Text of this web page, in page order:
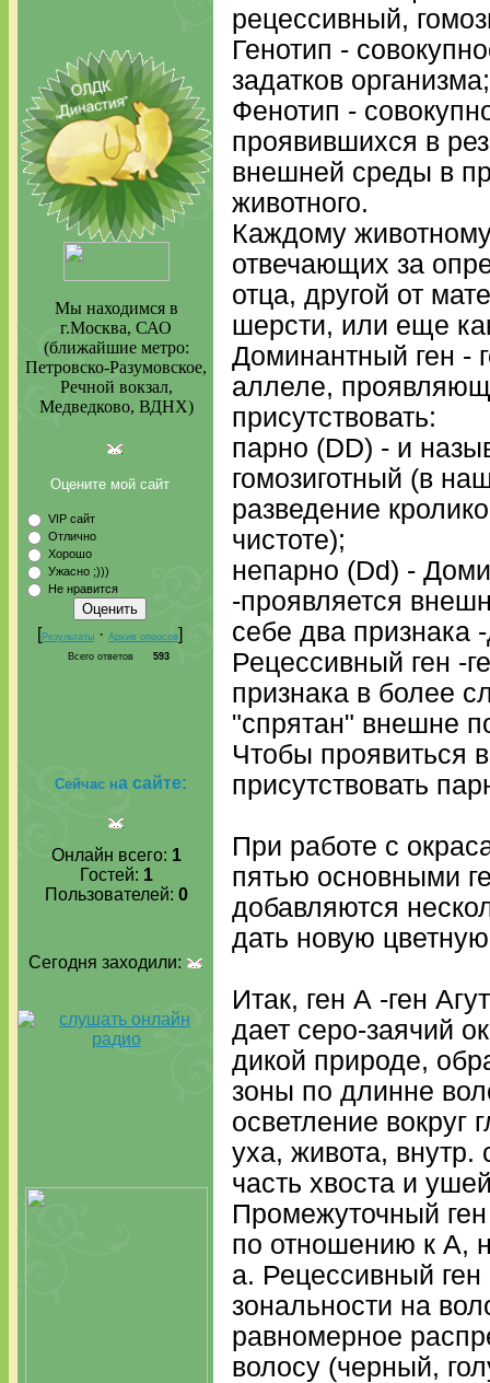
Мы находимся в
г.Москва, САО
(ближайшие метро:
Петровско-Разумовское,
Речной вокзал,
Медведково, ВДНХ)
Оцените мой сайт
VIP сайт
Отлично
Хорошо
Ужасно ;)))
Не нравится
[Результаты · Архив опросов]
Всего ответов 593
Сейчас на сайте:
Онлайн всего: 1
Гостей: 1
Пользователей: 0
Сегодня заходили:
рецессивный,
Генотип -
задатков организма;
Фенотип -
проявившихся в
внешней среды в
животного.
Каждому
отвечающих за
отца, другой от
шерсти, или еще
Доминантный ген -
аллеле,
присутствовать:
парно (DD) - и
гомозиготный (в
разведение
чистоте);
непарно (Dd) -
-проявляется
себе два признака
Рецессивный ген -
признака в более
"спрятан" внешне
Чтобы проявиться
присутствовать
При работе с
пятью основными
добавляются
дать новую
Итак, ген А -ген
дает серо-заячий
дикой природе,
зоны по длинне
осветление вокруг
уха, живота, внутр.
часть хвоста и
Промежуточный
по отношению к А,
а. Рецессивный ген
зональности на
равномерное
волосу (черный,